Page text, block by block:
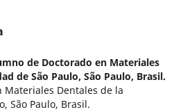
de Doctorado en Materiales
de São Paulo, São Paulo, Brasil.
Dentales de la
São Paulo, Brasil.